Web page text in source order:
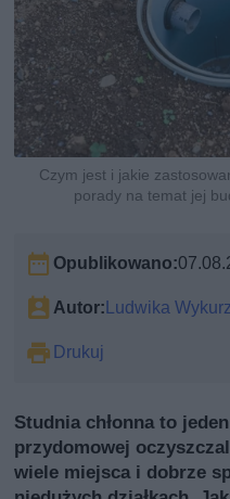
Czym jest i jakie
porady na temat jej
Opublikowano:
Autor:Ludwika Wykurz
Drukuj
Studnia chłonna to
przydomowej
wiele miejsca i dobrze